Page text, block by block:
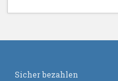
Sicher bezahlen